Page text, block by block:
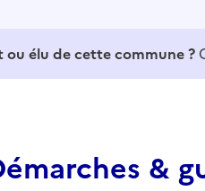
ou élu de cette commune ?
&